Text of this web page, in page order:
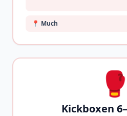
📍 Much
🥊
Kickboxen